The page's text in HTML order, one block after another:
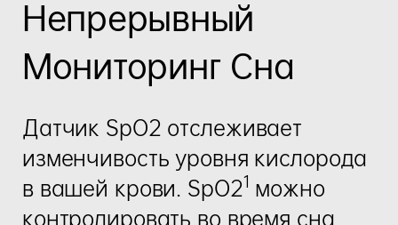
Непрерывный
Мониторинг Сна
Датчик SpO2 отслеживает
изменчивость уровня кислорода
в вашей крови. SpO21 можно
контролировать во время сна,